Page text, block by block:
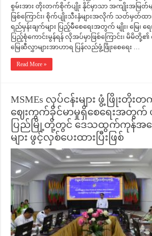
စွမ်းအား တိုးတက်စိုက်ပျိုး နိုင်မှာသာ အကျိုးအမြတ်မျ
ဖြစ်ကြောင်း၊ စိုက်ပျိုးသီးနှံများအလိုက် သတ်မှတ်ထ
ရည်မှန်းချက်များ ပြည့်မီစေရေးအတွက် မျိုး၊ မြေ၊
ပြည့်စုံကောင်းမွန်ရန် လိုအပ်မှာဖြစ်ကြောင်း၊ မိမိတို့၏
မြေဆီလွှာများအာဟာရ ပြန်လည်ဖွံ့ဖြိုးစေရေး …
Read More »
MSMEs လုပ်ငန်းများ ဖွံ့ဖြိုးတိုး
ဈေးကွက်ခိုင်မာမှုရှိစေရေးအတွက်
ပြည်မြို့တို့တွင် ဒေသထွက်ကုန်အရေ
များ ဖွင့်လှစ်ပေးထားပြီးဖြစ်